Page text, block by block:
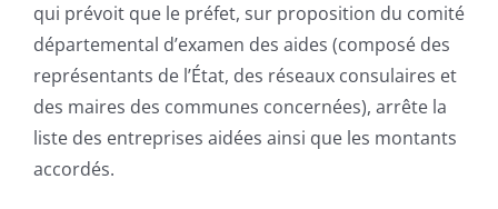
qui prévoit que le préfet, sur proposition du comité
départemental d’examen des aides (composé des
représentants de l’État, des réseaux consulaires et
des maires des communes concernées), arrête la
liste des entreprises aidées ainsi que les montants
accordés.